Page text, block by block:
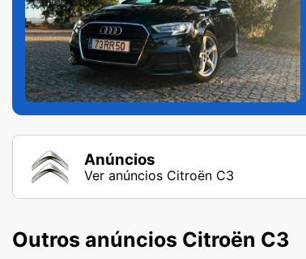
Anúncios
Ver anúncios Citroën C3
Outros anúncios Citroën C3